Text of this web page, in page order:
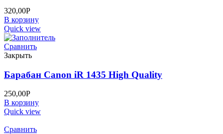
320,00Р
В корзину
Quick view
Сравнить
Закрыть
Барабан Canon iR 1435 High Quality
250,00Р
В корзину
Quick view
Сравнить